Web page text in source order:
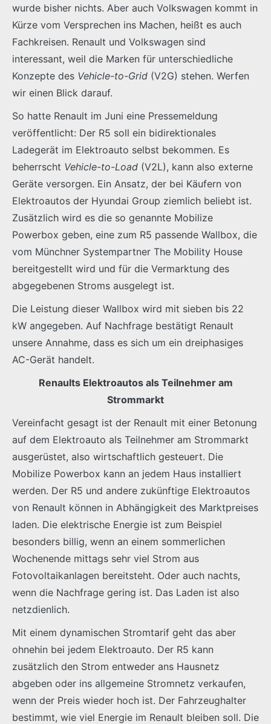
wurde bisher nichts. Aber auch Volkswagen kommt in
Kürze vom Versprechen ins Machen, heißt es auch
Fachkreisen. Renault und Volkswagen sind
interessant, weil die Marken für unterschiedliche
Konzepte des Vehicle-to-Grid (V2G) stehen. Werfen
wir einen Blick darauf.
So hatte Renault im Juni eine Pressemeldung
veröffentlicht: Der R5 soll ein bidirektionales
Ladegerät im Elektroauto selbst bekommen. Es
beherrscht Vehicle-to-Load (V2L), kann also externe
Geräte versorgen. Ein Ansatz, der bei Käufern von
Elektroautos der Hyundai Group ziemlich beliebt ist.
Zusätzlich wird es die so genannte Mobilize
Powerbox geben, eine zum R5 passende Wallbox, die
vom Münchner Systempartner The Mobility House
bereitgestellt wird und für die Vermarktung des
abgegebenen Stroms ausgelegt ist.
Die Leistung dieser Wallbox wird mit sieben bis 22
kW angegeben. Auf Nachfrage bestätigt Renault
unsere Annahme, dass es sich um ein dreiphasiges
AC-Gerät handelt.
Renaults Elektroautos als Teilnehmer am
Strommarkt
Vereinfacht gesagt ist der Renault mit einer Betonung
auf dem Elektroauto als Teilnehmer am Strommarkt
ausgerüstet, also wirtschaftlich gesteuert. Die
Mobilize Powerbox kann an jedem Haus installiert
werden. Der R5 und andere zukünftige Elektroautos
von Renault können in Abhängigkeit des Marktpreises
laden. Die elektrische Energie ist zum Beispiel
besonders billig, wenn an einem sommerlichen
Wochenende mittags sehr viel Strom aus
Fotovoltaikanlagen bereitsteht. Oder auch nachts,
wenn die Nachfrage gering ist. Das Laden ist also
netzdienlich.
Mit einem dynamischen Stromtarif geht das aber
ohnehin bei jedem Elektroauto. Der R5 kann
zusätzlich den Strom entweder ans Hausnetz
abgeben oder ins allgemeine Stromnetz verkaufen,
wenn der Preis wieder hoch ist. Der Fahrzeughalter
bestimmt, wie viel Energie im Renault bleiben soll. Die